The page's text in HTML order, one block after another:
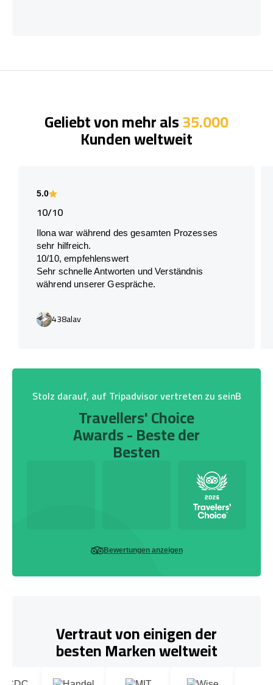
Geliebt von mehr als35.000
Kunden weltweit
5.0
10/10
Ilona war während des gesamten Prozesses
sehr hilfreich.
10/10, empfehlenswert
Sehr schnelle Antworten und Verständnis
während unserer Gespräche.
438alav
Stolz darauf, auf Tripadvisor vertreten zu seinB
Travellers' Choice
Awards - Beste der
Besten
Bewertungen anzeigen
Vertraut von einigen der
besten Marken weltweit